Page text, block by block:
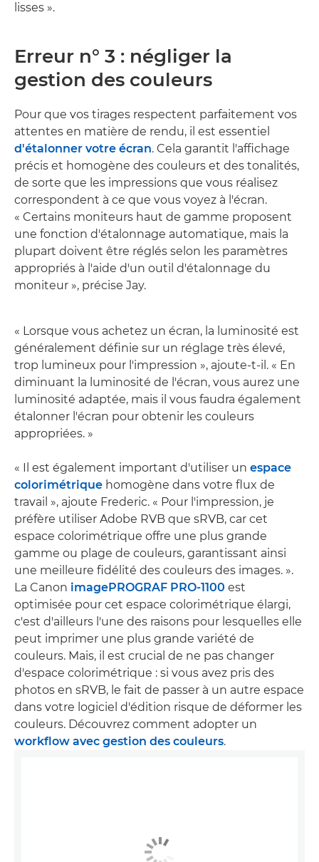
lisses ».
Erreur n° 3 : négliger la
gestion des couleurs
Pour que vos tirages respectent parfaitement vos
attentes en matière de rendu, il est essentiel
d'étalonner votre écran. Cela garantit l'affichage
précis et homogène des couleurs et des tonalités,
de sorte que les impressions que vous réalisez
correspondent à ce que vous voyez à l'écran.
« Certains moniteurs haut de gamme proposent
une fonction d'étalonnage automatique, mais la
plupart doivent être réglés selon les paramètres
appropriés à l'aide d'un outil d'étalonnage du
moniteur », précise Jay.
« Lorsque vous achetez un écran, la luminosité est
généralement définie sur un réglage très élevé,
trop lumineux pour l'impression », ajoute-t-il. « En
diminuant la luminosité de l'écran, vous aurez une
luminosité adaptée, mais il vous faudra également
étalonner l'écran pour obtenir les couleurs
appropriées. »
« Il est également important d'utiliser un espace
colorimétrique homogène dans votre flux de
travail », ajoute Frederic. « Pour l'impression, je
préfère utiliser Adobe RVB que sRVB, car cet
espace colorimétrique offre une plus grande
gamme ou plage de couleurs, garantissant ainsi
une meilleure fidélité des couleurs des images. ».
La Canon imagePROGRAF PRO-1100 est
optimisée pour cet espace colorimétrique élargi,
c'est d'ailleurs l'une des raisons pour lesquelles elle
peut imprimer une plus grande variété de
couleurs. Mais, il est crucial de ne pas changer
d'espace colorimétrique : si vous avez pris des
photos en sRVB, le fait de passer à un autre espace
dans votre logiciel d'édition risque de déformer les
couleurs. Découvrez comment adopter un
workflow avec gestion des couleurs.